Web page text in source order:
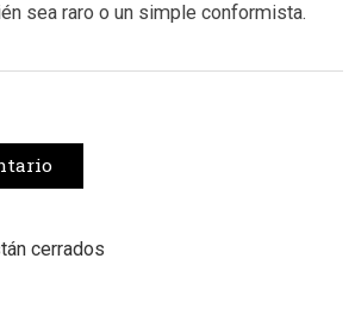
sea raro o un simple conformista.
cerrados